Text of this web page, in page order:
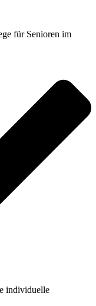
für Senioren im
individuelle